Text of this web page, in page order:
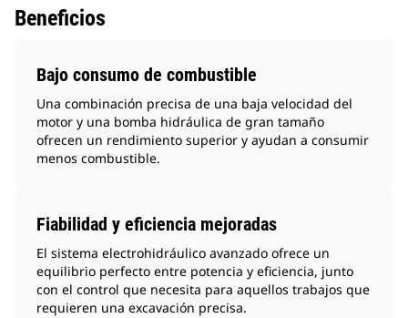
Beneficios
Bajo consumo de combustible
Una combinación precisa de una baja velocidad del
motor y una bomba hidráulica de gran tamaño
ofrecen un rendimiento superior y ayudan a consumir
menos combustible.
Fiabilidad y eficiencia mejoradas
El sistema electrohidráulico avanzado ofrece un
equilibrio perfecto entre potencia y eficiencia, junto
con el control que necesita para aquellos trabajos que
requieren una excavación precisa.